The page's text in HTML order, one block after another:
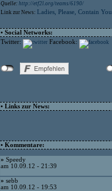
Quelle: http://etf2l.org/teams/6190/
Link zur News: Ladies, Please, Contain
• Social Networks:
Twitter:
Facebook:
• Links zur News:
• Kommentare:
» Speedy
am 10.09.12 - 21:39
» sebb
am 10.09.12 - 19:53